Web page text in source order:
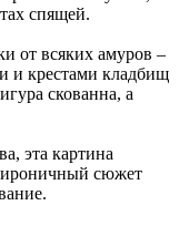
спящей.
от всяких амуров –
и крестами кладбищ
скованна, а
эта картина
ироничный сюжет